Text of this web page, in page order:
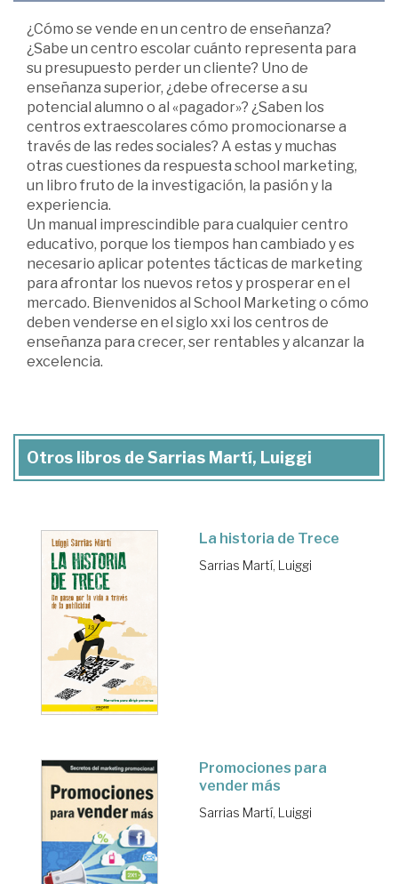
¿Cómo se vende en un centro de enseñanza?
¿Sabe un centro escolar cuánto representa para
su presupuesto perder un cliente? Uno de
enseñanza superior, ¿debe ofrecerse a su
potencial alumno o al «pagador»? ¿Saben los
centros extraescolares cómo promocionarse a
través de las redes sociales? A estas y muchas
otras cuestiones da respuesta school marketing,
un libro fruto de la investigación, la pasión y la
experiencia.
Un manual imprescindible para cualquier centro
educativo, porque los tiempos han cambiado y es
necesario aplicar potentes tácticas de marketing
para afrontar los nuevos retos y prosperar en el
mercado. Bienvenidos al School Marketing o cómo
deben venderse en el siglo xxi los centros de
enseñanza para crecer, ser rentables y alcanzar la
excelencia.
Otros libros de Sarrias Martí, Luiggi
La historia de Trece
Sarrias Martí, Luiggi
Promociones para
vender más
Sarrias Martí, Luiggi